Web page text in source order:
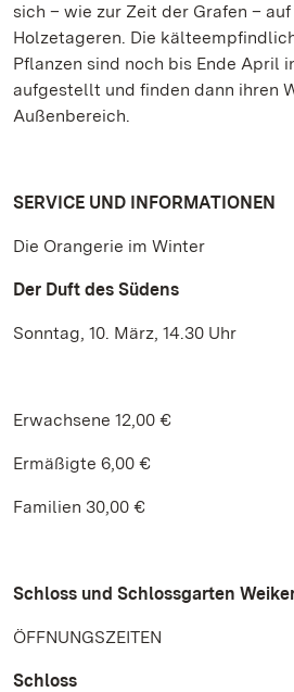
sich – wie zur Zeit der Grafen –
Holzetageren. Die
Pflanzen sind noch bis Ende April
aufgestellt und finden dann ihren
Außenbereich.
SERVICE UND INFORMATIONEN
Die Orangerie im Winter
Der Duft des Südens
Sonntag, 10. März, 14.30 Uhr
Erwachsene 12,00 €
Ermäßigte 6,00 €
Familien 30,00 €
Schloss und Schlossgarten
ÖFFNUNGSZEITEN
Schloss